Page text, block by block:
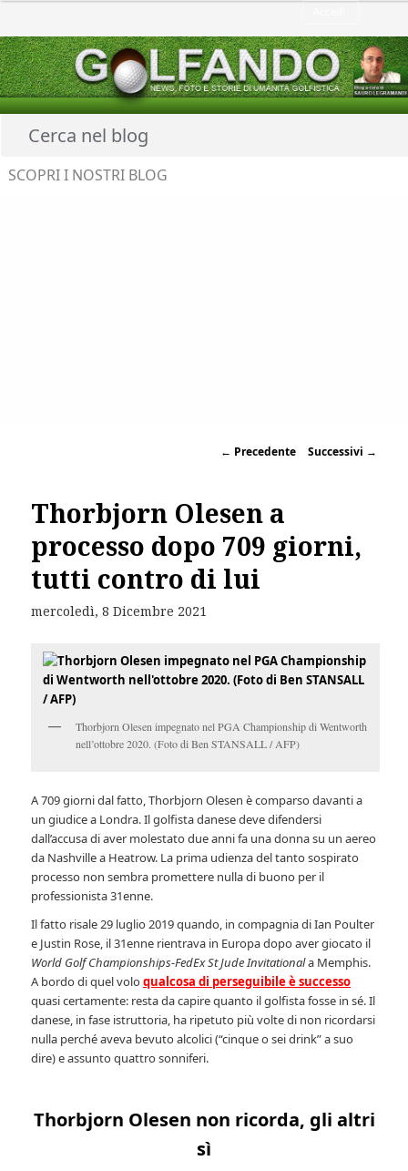
← Precedente Successivi →
Thorbjorn Olesen a
processo dopo 709 giorni,
tutti contro di lui
mercoledì, 8 Dicembre 2021
Thorbjorn Olesen impegnato nel PGA Championship di Wentworth
nell’ottobre 2020. (Foto di Ben STANSALL / AFP)
A 709 giorni dal fatto, Thorbjorn Olesen è comparso davanti a
un giudice a Londra. Il golfista danese deve difendersi
dall’accusa di aver molestato due anni fa una donna su un aereo
da Nashville a Heatrow. La prima udienza del tanto sospirato
processo non sembra promettere nulla di buono per il
professionista 31enne.
Il fatto risale 29 luglio 2019 quando, in compagnia di Ian Poulter
e Justin Rose, il 31enne rientrava in Europa dopo aver giocato il
World Golf Championships-FedEx St Jude Invitationala Memphis.
A bordo di quel voloqualcosa di perseguibile è successo
quasi certamente: resta da capire quanto il golfista fosse in sé. Il
danese, in fase istruttoria, ha ripetuto più volte di non ricordarsi
nulla perché aveva bevuto alcolici (“cinque o sei drink” a suo
dire) e assunto quattro sonniferi.
Thorbjorn Olesen non ricorda, gli altri
sì